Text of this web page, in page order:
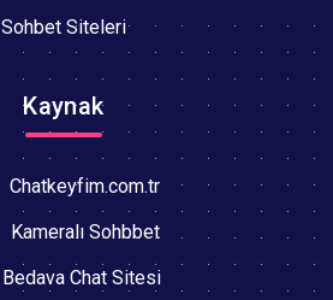
Sohbet Siteleri
Kaynak
Chatkeyfim.com.tr
Kameralı Sohbbet
Bedava Chat Sitesi